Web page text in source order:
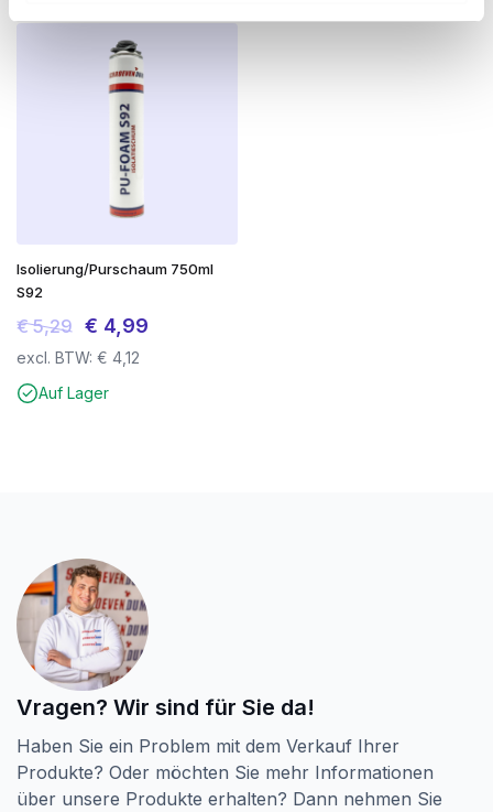
Isolierung/Purschaum 750ml
S92
€5,29 Ursprünglicher
Preis
war:
€ 4,99
excl. BTW: € 4,12
Auf Lager
Vragen? Wir sind für Sie da!
Haben Sie ein Problem mit dem Verkauf Ihrer
Produkte? Oder möchten Sie mehr Informationen
über unsere Produkte erhalten? Dann nehmen Sie